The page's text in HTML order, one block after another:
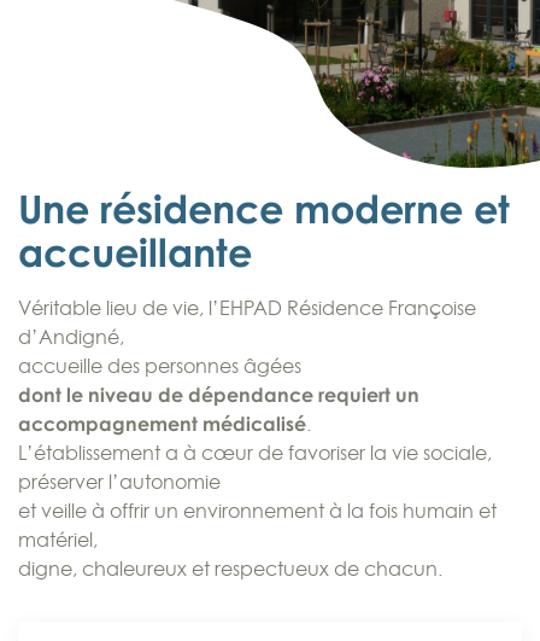
Une résidence moderne et
accueillante
Véritable lieu de vie, l’EHPAD Résidence Françoise
d’Andigné,
accueille des personnes âgées
dont le niveau de dépendance requiert un
accompagnement médicalisé.
L’établissement a à cœur de favoriser la vie sociale,
préserver l’autonomie
et veille à offrir un environnement à la fois humain et
matériel,
digne, chaleureux et respectueux de chacun.